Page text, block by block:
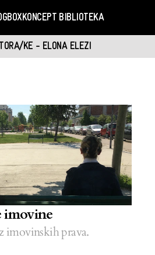
KONCEPT BIBLIOTEKA
KE - ELONA ELEZI
imovine
imovinskih prava.